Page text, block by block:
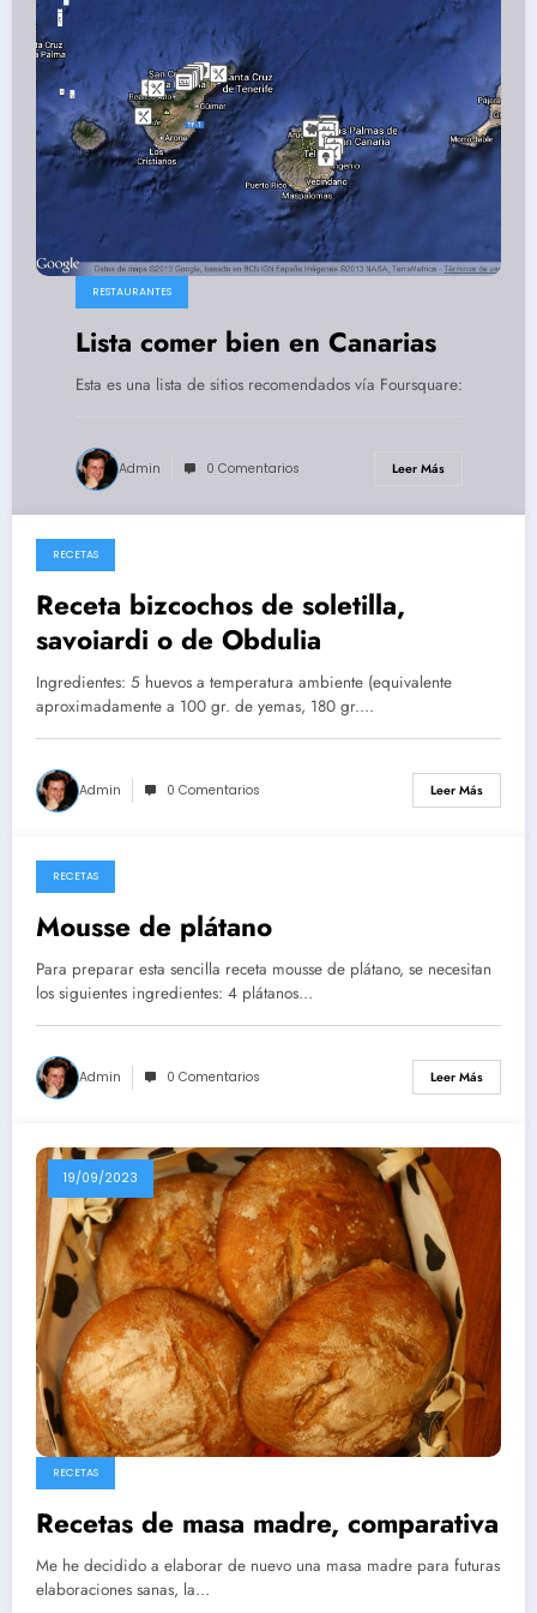
RESTAURANTES
Lista comer bien en Canarias
Esta es una lista de sitios recomendados vía Foursquare:
Admin 0 Comentarios Leer Más
26/05/2026
RECETAS
Receta bizcochos de soletilla,
savoiardi o de Obdulia
Ingredientes: 5 huevos a temperatura ambiente (equivalente
aproximadamente a 100 gr. de yemas, 180 gr.…
Admin 0 Comentarios Leer Más
14/05/2026
RECETAS
Mousse de plátano
Para preparar esta sencilla receta mousse de plátano, se necesitan
los siguientes ingredientes: 4 plátanos…
Admin 0 Comentarios Leer Más
19/09/2023
RECETAS
Recetas de masa madre, comparativa
Me he decidido a elaborar de nuevo una masa madre para futuras
elaboraciones sanas, la…